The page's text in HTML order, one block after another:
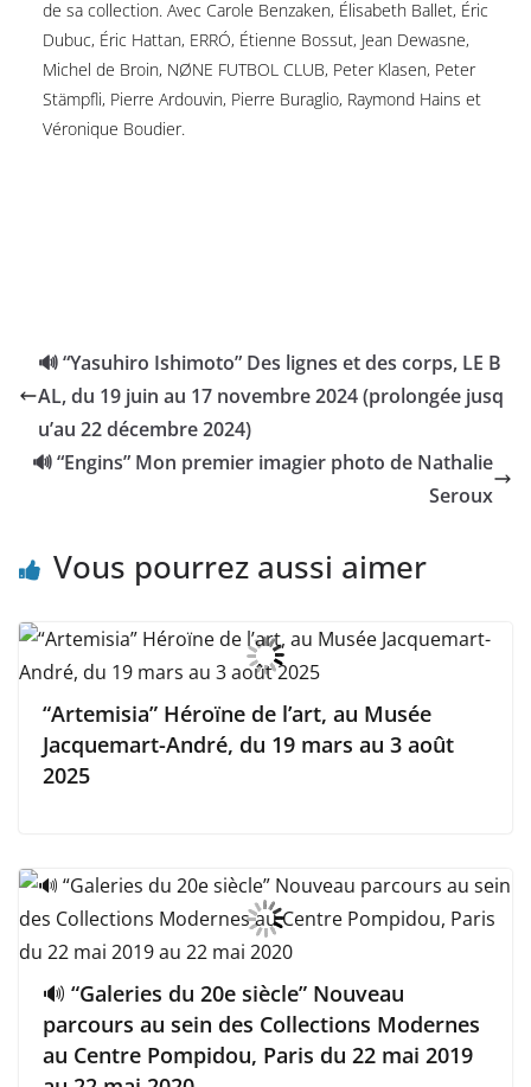
de sa collection. Avec Carole Benzaken, Élisabeth Ballet, Éric
Dubuc, Éric Hattan, ERRÓ, Étienne Bossut, Jean Dewasne,
Michel de Broin, NØNE FUTBOL CLUB, Peter Klasen, Peter
Stämpfli, Pierre Ardouvin, Pierre Buraglio, Raymond Hains et
Véronique Boudier.
🔊 “Yasuhiro Ishimoto” Des lignes et des corps, LE B
AL, du 19 juin au 17 novembre 2024 (prolongée jusq
u’au 22 décembre 2024)
🔊 “Engins” Mon premier imagier photo de Nathalie
Seroux
Vous pourrez aussi aimer
“Artemisia” Héroïne de l’art, au Musée
Jacquemart-André, du 19 mars au 3 août
2025
🔊 “Galeries du 20e siècle” Nouveau
parcours au sein des Collections Modernes
au Centre Pompidou, Paris du 22 mai 2019